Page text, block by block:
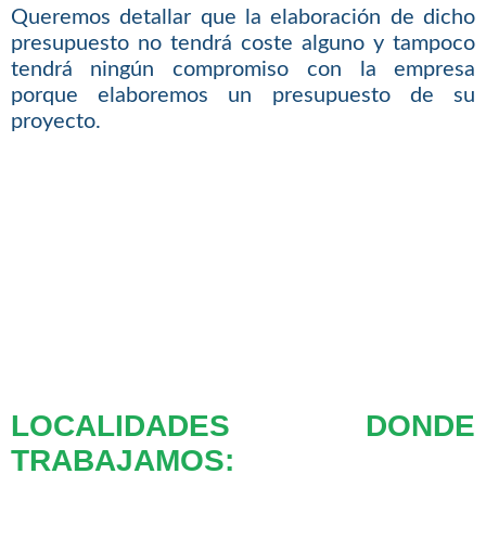
Queremos detallar que la elaboración de dicho
presupuesto no tendrá coste alguno y tampoco
tendrá ningún compromiso con la empresa
porque elaboremos un presupuesto de su
proyecto.
LOCALIDADES DONDE
TRABAJAMOS: